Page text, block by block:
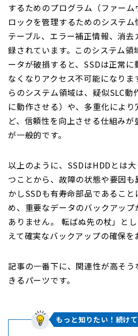
するためのプログラム（ファー
ロックを管理するためのシステ
テーブル、エラー補正情報、消
録されています。このシステム領
ータが破損すると、SSDは正常に
なくなりアクセス不可能になりま
らのシステム領域は、疑似SLC動
に動作させる）や、多重化によ
ど、信頼性を向上させる仕組み
が一般的です。
以上のように、SSDはHDDとは
つことから、故障の状態や要因も
かしSSDも有寿命部品であるこ
め、重要なデータのバックアップ
ありません。 転ばぬ先の杖」と
えて確実なバックアップの確保を
記事の一番下に、関連性が高そ
きるパーツです。
もっと知りたい！続け